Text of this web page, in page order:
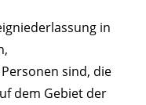
in
sind, die
dem Gebiet der